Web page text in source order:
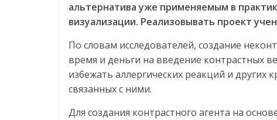
альтернатива уже применяемым в
визуализации. Реализовывать проект
По словам исследователей, создание
время и деньги на введение контрастных
избежать аллергических реакций и других
связанных с ними.
Для создания контрастного агента на